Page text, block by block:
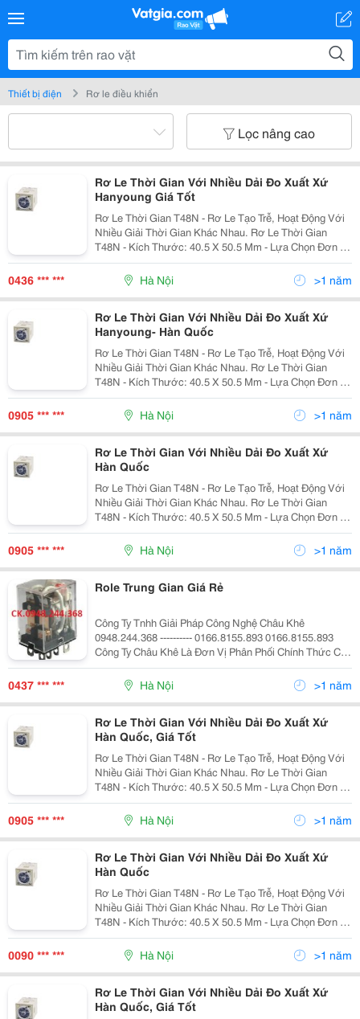
Thiết bị điện Rơ le điều khiển
Lọc nâng cao
Rơ Le Thời Gian Với Nhiều Dải Đo Xuất Xứ
Hanyoung Giá Tốt
Rơ Le Thời Gian T48N - Rơ Le Tạo Trễ, Hoạt Động Với
Nhiều Giải Thời Gian Khác Nhau. Rơ Le Thời Gian
T48N - Kích Thước: 40.5 X 50.5 Mm - Lựa Chọn Đơn Vị
Của Dải Thời Gian: Giờ, Phút, Giây - Hoạt Động Với
Nhiều Dải Thời Gian
0436 *** *** Hà Nội >1 năm
Rơ Le Thời Gian Với Nhiều Dải Đo Xuất Xứ
Hanyoung- Hàn Quốc
Rơ Le Thời Gian T48N - Rơ Le Tạo Trễ, Hoạt Động Với
Nhiều Giải Thời Gian Khác Nhau. Rơ Le Thời Gian
T48N - Kích Thước: 40.5 X 50.5 Mm - Lựa Chọn Đơn Vị
Của Dải Thời Gian: Giờ, Phút, Giây - Hoạt Động Với
Nhiều Dải Thời Gian
0905 *** *** Hà Nội >1 năm
Rơ Le Thời Gian Với Nhiều Dải Đo Xuất Xứ
Hàn Quốc
Rơ Le Thời Gian T48N - Rơ Le Tạo Trễ, Hoạt Động Với
Nhiều Giải Thời Gian Khác Nhau. Rơ Le Thời Gian
T48N - Kích Thước: 40.5 X 50.5 Mm - Lựa Chọn Đơn Vị
Của Dải Thời Gian: Giờ, Phút, Giây - Hoạt Động Với
Nhiều Dải Thời Gian
0905 *** *** Hà Nội >1 năm
Role Trung Gian Giá Rẻ
Công Ty Tnhh Giải Pháp Công Nghệ Châu Khê
0948.244.368 ---------- 0166.8155.893 0166.8155.893
Công Ty Châu Khê Là Đơn Vị Phân Phối Chính Thức Các
Thiết Bị Đo Lường, Thiết Bị Điện Công Nghiệp &Ndash;
Tự Động Hóa Của Tập Đoàn Schneider Electric,
0437 *** *** Hà Nội >1 năm
Rơ Le Thời Gian Với Nhiều Dải Đo Xuất Xứ
Hàn Quốc, Giá Tốt
Rơ Le Thời Gian T48N - Rơ Le Tạo Trễ, Hoạt Động Với
Nhiều Giải Thời Gian Khác Nhau. Rơ Le Thời Gian
T48N - Kích Thước: 40.5 X 50.5 Mm - Lựa Chọn Đơn Vị
Của Dải Thời Gian: Giờ, Phút, Giây - Hoạt Động Với
Nhiều Dải Thời Gian
0905 *** *** Hà Nội >1 năm
Rơ Le Thời Gian Với Nhiều Dải Đo Xuất Xứ
Hàn Quốc
Rơ Le Thời Gian T48N - Rơ Le Tạo Trễ, Hoạt Động Với
Nhiều Giải Thời Gian Khác Nhau. Rơ Le Thời Gian
T48N - Kích Thước: 40.5 X 50.5 Mm - Lựa Chọn Đơn Vị
Của Dải Thời Gian: Giờ, Phút, Giây - Hoạt Động Với
Nhiều Dải Thời Gian
0090 *** *** Hà Nội >1 năm
Rơ Le Thời Gian Với Nhiều Dải Đo Xuất Xứ
Hàn Quốc, Giá Tốt